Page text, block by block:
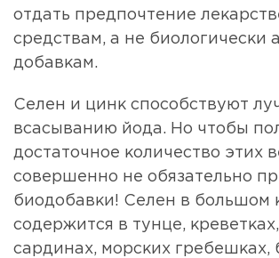
отдать предпочтение
средствам, а не биологически
добавкам.
Селен и цинк способствуют
всасыванию йода. Но чтобы
достаточное количество этих
совершенно не обязательно
биодобавки! Селен в большом
содержится в тунце,
сардинах, морских гребешках,